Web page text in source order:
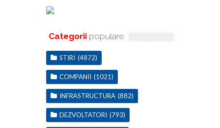
Categorii populare
STIRI (4872)
COMPANII (1021)
INFRASTRUCTURA (882)
DEZVOLTATORI (793)